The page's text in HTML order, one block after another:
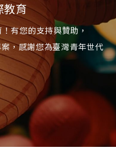
教育
有您的支持與贊助，
，感謝您為臺灣青年世代